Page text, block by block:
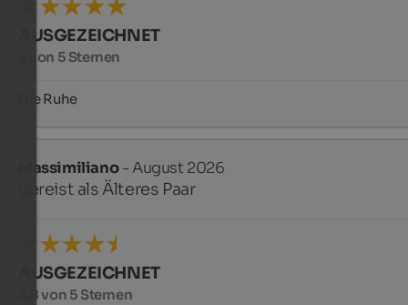
AUSGEZEICHNET
5 von 5 Sternen
Die Ruhe
Massimiliano- August 2026
gereist als Älteres Paar
AUSGEZEICHNET
4,8 von 5 Sternen